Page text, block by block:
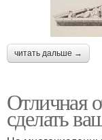
читать дальше →
Отличная
сделать